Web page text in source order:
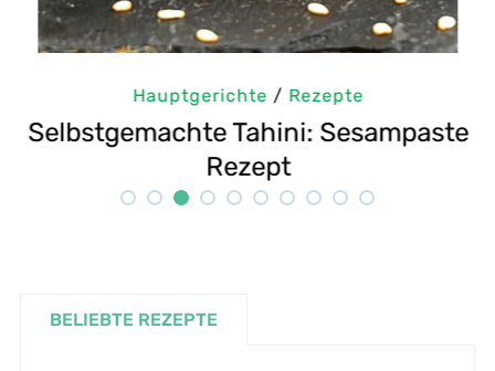
Hauptgerichte / Rezepte
Selbstgemachte Tahini: Sesampaste
Rezept
BELIEBTE REZEPTE